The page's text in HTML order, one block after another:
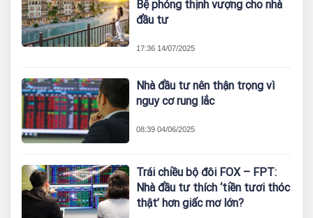
Bệ phóng thịnh vượng cho nhà
đầu tư
17:36 14/07/2025
Nhà đầu tư nên thận trọng vì
nguy cơ rung lắc
08:39 04/06/2025
Trái chiều bộ đôi FOX – FPT:
Nhà đầu tư thích ‘tiền tươi thóc
thật’ hơn giấc mơ lớn?